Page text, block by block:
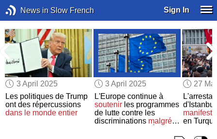
News in Slow French Sign In
3 April 2025
Les politiques de Trump
ont des répercussions
dans le monde entier
3 April 2025
L'Europe continue à
soutenirles programmes
de lutte contre les
discriminations malgré
27
en